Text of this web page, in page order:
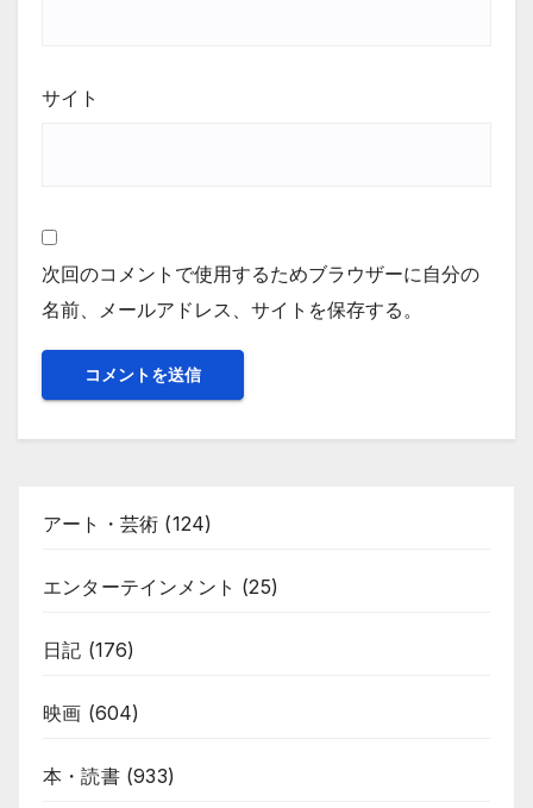
サイト
次回のコメントで使用するためブラウザーに自分の
名前、メールアドレス、サイトを保存する。
アート・芸術 (124)
エンターテインメント (25)
日記 (176)
映画 (604)
本・読書(933)